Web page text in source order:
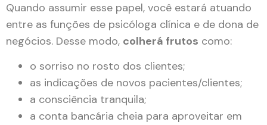
Quando assumir esse papel, você estará atuando
entre as funções de psicóloga clínica e de dona de
negócios. Desse modo, colherá frutos como:
o sorriso no rosto dos clientes;
as indicações de novos pacientes/clientes;
a consciência tranquila;
a conta bancária cheia para aproveitar em